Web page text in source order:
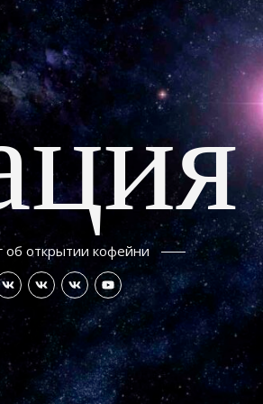
об открытии кофейни